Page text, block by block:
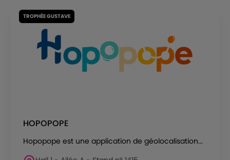
TROPHÉE GUSTAVE
HOPOPOPE
Hopopope est une application de géolocalisation...